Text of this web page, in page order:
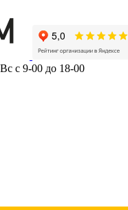
с 9-00 до 18-00